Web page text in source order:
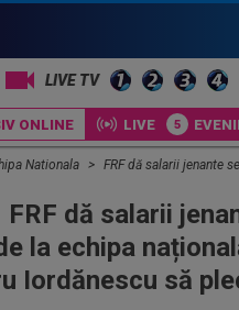
LIVE TV
ONLINE LIVE
Nationala FRF dă salarii jenante secunzilor de la echipa
FRF dă salarii
la echipa
Iordănescu să